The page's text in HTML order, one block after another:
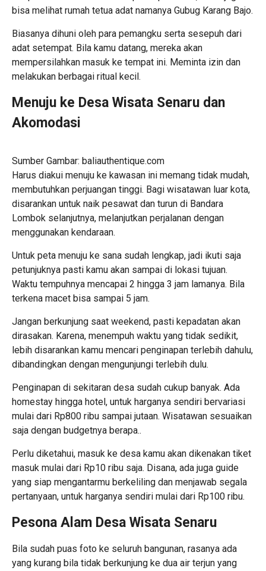
bisa melihat rumah tetua adat namanya Gubug Karang Bajo.
Biasanya dihuni oleh para pemangku serta sesepuh dari
adat setempat. Bila kamu datang, mereka akan
mempersilahkan masuk ke tempat ini. Meminta izin dan
melakukan berbagai ritual kecil.
Menuju ke Desa Wisata Senaru dan
Akomodasi
Sumber Gambar: baliauthentique.com
Harus diakui menuju ke kawasan ini memang tidak mudah,
membutuhkan perjuangan tinggi. Bagi wisatawan luar kota,
disarankan untuk naik pesawat dan turun di Bandara
Lombok selanjutnya, melanjutkan perjalanan dengan
menggunakan kendaraan.
Untuk peta menuju ke sana sudah lengkap, jadi ikuti saja
petunjuknya pasti kamu akan sampai di lokasi tujuan.
Waktu tempuhnya mencapai 2 hingga 3 jam lamanya. Bila
terkena macet bisa sampai 5 jam.
Jangan berkunjung saat weekend, pasti kepadatan akan
dirasakan. Karena, menempuh waktu yang tidak sedikit,
lebih disarankan kamu mencari penginapan terlebih dahulu,
dibandingkan dengan mengunjungi terlebih dulu.
Penginapan di sekitaran desa sudah cukup banyak. Ada
homestay hingga hotel, untuk harganya sendiri bervariasi
mulai dari Rp800 ribu sampai jutaan. Wisatawan sesuaikan
saja dengan budgetnya berapa..
Perlu diketahui, masuk ke desa kamu akan dikenakan tiket
masuk mulai dari Rp10 ribu saja. Disana, ada juga guide
yang siap mengantarmu berkeliling dan menjawab segala
pertanyaan, untuk harganya sendiri mulai dari Rp100 ribu.
Pesona Alam Desa Wisata Senaru
Bila sudah puas foto ke seluruh bangunan, rasanya ada
yang kurang bila tidak berkunjung ke dua air terjun yang